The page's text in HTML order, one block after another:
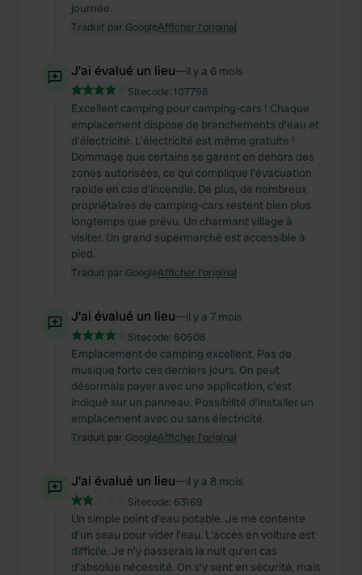
journée.
Traduit par GoogleAfficher l'original
J'ai évalué un lieu—il y a 6 mois
Sitecode: 107798
Excellent camping pour camping-cars ! Chaque
emplacement dispose de branchements d'eau et
d'électricité. L'électricité est même gratuite !
Dommage que certains se garent en dehors des
zones autorisées, ce qui complique l'évacuation
rapide en cas d'incendie. De plus, de nombreux
propriétaires de camping-cars restent bien plus
longtemps que prévu. Un charmant village à
visiter. Un grand supermarché est accessible à
pied.
Traduit par GoogleAfficher l'original
J'ai évalué un lieu—il y a 7 mois
Sitecode: 60508
Emplacement de camping excellent. Pas de
musique forte ces derniers jours. On peut
désormais payer avec une application, c'est
indiqué sur un panneau. Possibilité d'installer un
emplacement avec ou sans électricité.
Traduit par GoogleAfficher l'original
J'ai évalué un lieu—il y a 8 mois
Sitecode: 63169
Un simple point d'eau potable. Je me contente
d'un seau pour vider l'eau. L'accès en voiture est
difficile. Je n'y passerais la nuit qu'en cas
d'absolue nécessité. On s'y sent en sécurité, mais